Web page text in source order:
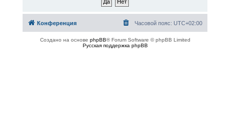
Конференция Часовой пояс: UTC+02:00
Создано на основе phpBB® Forum Software © phpBB Limited
Русская поддержка phpBB